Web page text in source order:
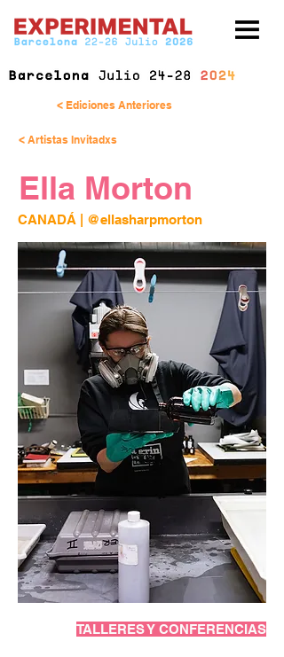
< Ediciones Anteriores
< Artistas Invitadxs
Ella Morton
CANADÁ | @ellasharpmorton
TALLERES Y CONFERENCIAS